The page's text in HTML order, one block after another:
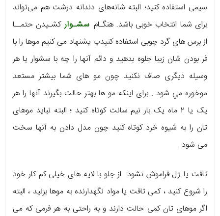
سیمی استفاده کنید؛ البته شانه‌های دندانه درشت هم می‌تواند
برای شما انتخاب خوبی باشد. هنگـام سشـوارکشـیدن حتمــا
از برس‌ های‌ گرد‌ چوبی استفاده کنیدپ یشنهاد می‌ کنیم موها را با
فر بودن‌ شان زیبا جلوه بدهید و دائم آنها را چه با سشوار یا هر
وسیله دیگری صاف نکنید چون مو های شما بیشتر مستعد
موخوره مي‌ شود . برای اینکه مو ها بهتر حالت بگیرند آنها را هر
یک یا 2 ماه یک‌ بار نیم‌ سانت کوتاه کنید ؛ البته نباید موهای‌
تان را به شیوه خرد کوتاه کنید چون مدل دادن به آنها سخت
می‌ شود .
تافت یا ژل فراموش نشود از جلو با لایه‌ های خیلی کم کار خود
را شروع کنید ، کمی تافت یا مواد نگهدارنده به موها بزنید ، البته
اگر موهای‌ تان کمی حالت دارند و به راحتی به هر فرمی که می‌